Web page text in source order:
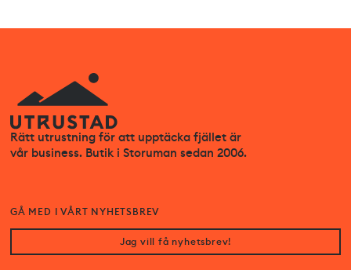
Rätt utrustning för att upptäcka fjället är
vår business. Butik i Storuman sedan 2006.
GÅ MED I VÅRT NYHETSBREV
Jag vill få nyhetsbrev!